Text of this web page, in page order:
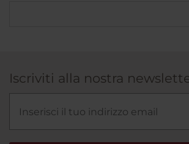
Iscriviti alla nostra